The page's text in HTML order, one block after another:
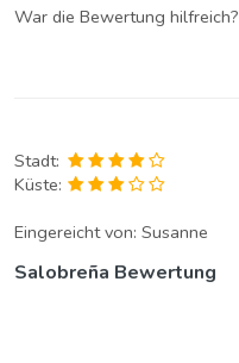
War die Bewertung hilfreich?
Stadt:
Küste:
Eingereicht von: Susanne
Salobreña Bewertung